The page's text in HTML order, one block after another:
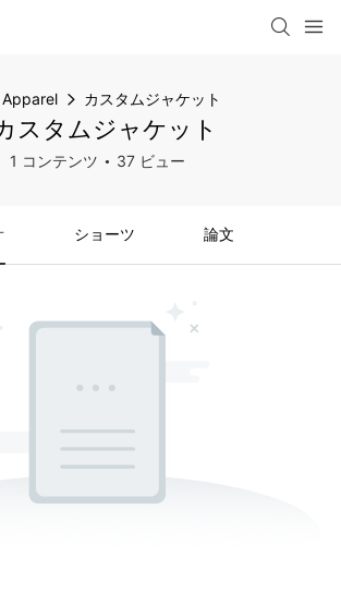
Apparel カスタムジャケット
スタムジャケット
1 コンテンツ 37 ビュー
ショーツ 論文